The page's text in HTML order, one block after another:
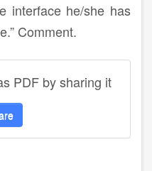
interface he/she has
Comment.
PDF by sharing it